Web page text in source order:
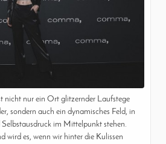
nicht nur ein Ort glitzernder Laufstege
sondern auch ein dynamisches Feld, in
im Mittelpunkt stehen.
wird es, wenn wir hinter die Kulissen